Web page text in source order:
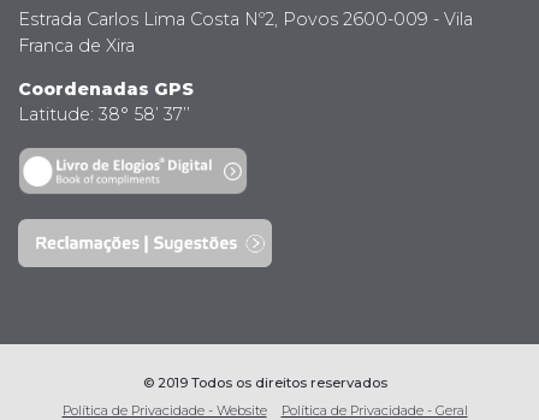
Estrada Carlos Lima Costa Nº2, Povos 2600-009 - Vila
Franca de Xira
Coordenadas GPS
Latitude: 38° 58’ 37’’
© 2019 Todos os direitos reservados
Política de Privacidade - Website
Política de Privacidade - Geral